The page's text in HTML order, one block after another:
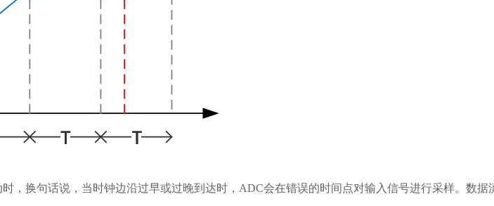
，换句话说，当时钟边沿过早或过晚到达时，ADC会在错误的时间点对输入信号进行采样。数据